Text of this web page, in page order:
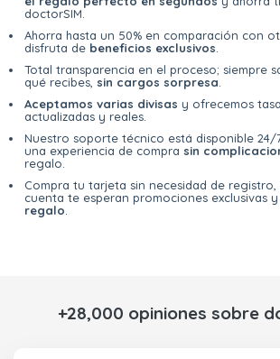
doctorSIM.
Ahorra hasta un 50% en comparación con
disfruta de beneficios exclusivos
Total transparencia en el proceso; siempre
qué recibes, sin cargos sorpresa
Aceptamos varias divisas y ofrecemos
actualizadas y reales.
Nuestro soporte técnico está disponible
una experiencia de compra sin
regalo.
Compra tu tarjeta sin necesidad de
cuenta te esperan promociones exclusivas y
regalo
+28,000 opiniones sobre